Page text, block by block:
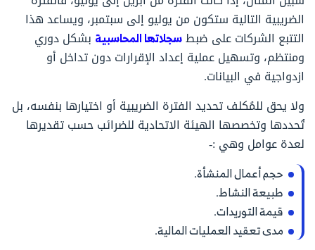
الضريبية التالية ستكون من يوليو إلى سبتمبر، ويساعد هذا
التتبع الشركات على ضبطسجلاتها المحاسبية بشكل دوري
ومنتظم، وتسهيل عملية إعداد الإقرارات دون تداخل أو
ازدواجية في البيانات.
ولا يحق للمُكلف تحديد الفترة الضريبية أو اختيارها بنفسه، بل
تُحددها وتخصصها الهيئة الاتحادية للضرائب حسب تقديرها
لعدة عوامل وهي :-
حجم أعمال المنشأة.
طبيعة النشاط.
قيمة التوريدات.
مدى تعقيد العمليات المالية.